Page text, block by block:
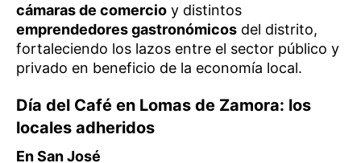
cámaras de comercio y distintos
emprendedores gastronómicos del distrito,
fortaleciendo los lazos entre el sector público y
privado en beneficio de la economía local.
Día del Café en Lomas de Zamora: los
locales adheridos
En San José